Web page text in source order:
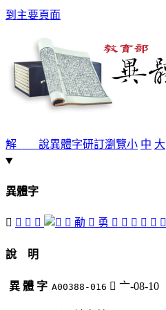
到主要頁面
解 說異體字研訂瀏覽小 中 大
異體字
󰢕 󰤕 󰢗 󰣡 󰣣 勈 󰊣 勇 󰤜 󰣧 󰢚 󰢘 󰢙 󰢛
說 明
異 體 字 A00388-016 󰢕 亠-08-10